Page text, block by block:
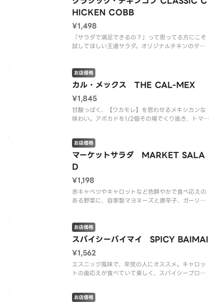
ウェブサイトでご確認
HICKEN COBB
¥1,498
「サラダで満足できるの？」って思ってる方にこそ
試してほしい王道サラダ。オリジナルチキンのタン
シャキ食感が絶妙にマッチ。クリーミーなバターミ
ルクランチが全体をまとめて、食
カル・メックス THE CAL-MEX
お店価格
¥1,845
甘酸っぱく、【ワカモレ】を思わせるメキシカンな
味わい。アボカドを1/2個その場でくり抜き、トマ
の多い人気のサラダ。（グルテンを含む）
※アレルゲン情報はCRISP SALAD WORKSの公式
ウェブサイトで
マーケットサラダ MARKET SALA
D
お店価格
¥1,198
赤キャベツやキャロットなど色鮮やかで食べ応えの
ある野菜に、自家製マヨネーズと唐辛子、ガーリッ
※アレルゲン情報はCRISP SALAD WORKSの公式
ウェブサイトで
スパイシーバイマイ SPICY BAIMAI
お店価格
¥1,562
エスニック風味で、辛党の人にオススメ。キャロッ
トの歯応えが食べていて楽しく、スパイシーブロッ
癖あるアジア風のサラダ。
お店価格